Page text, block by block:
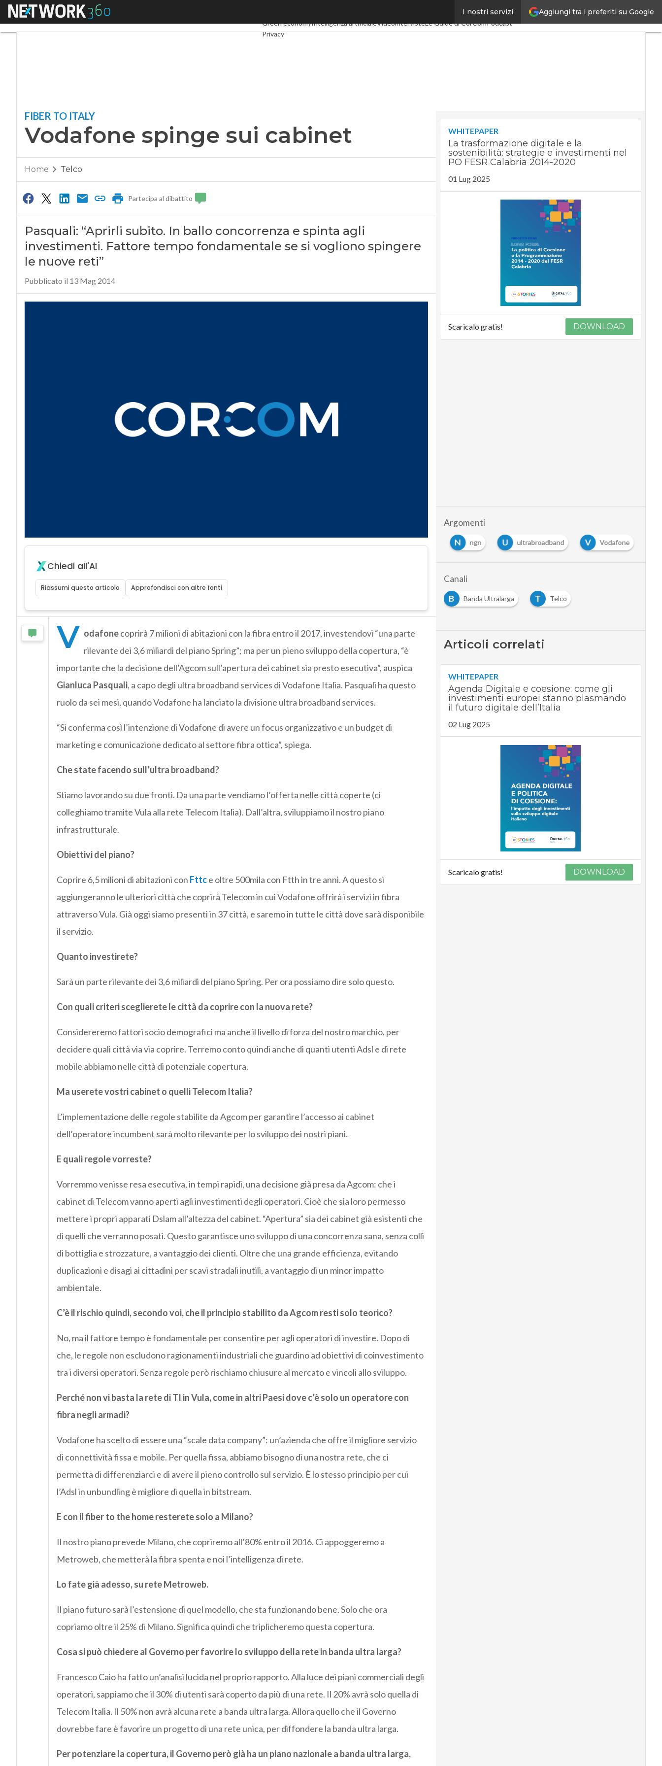
Aggiungi tra i preferiti su Google
I nostri servizi
Menu
PA Digitale
Green economyIntelligenza artificialeVideointervisteLe Guide di CorComPodcast
Privacy
FIBER TO ITALY
Vodafone spinge sui cabinet
Home Telco
Partecipa al dibattito
Pasquali: “Aprirli subito. In ballo concorrenza e spinta agli
investimenti. Fattore tempo fondamentale se si vogliono spingere
le nuove reti”
Pubblicato il 13 Mag 2014
Chiedi all'AI
Riassumi questo articolo Approfondisci con altre fonti
V odafonecoprirà 7 milioni di abitazioni con la fibra entro il 2017, investendovi “una parte
rilevante dei 3,6 miliardi del piano Spring”; ma per un pieno sviluppo della copertura, “è
importante che la decisione dell’Agcom sull’apertura dei cabinet sia presto esecutiva”, auspica
Gianluca Pasquali, a capo degli ultra broadband services di Vodafone Italia. Pasquali ha questo
ruolo da sei mesi, quando Vodafone ha lanciato la divisione ultra broadband services.
“Si conferma così l’intenzione di Vodafone di avere un focus organizzativo e un budget di
marketing e comunicazione dedicato al settore fibra ottica”, spiega.
Che state facendo sull’ultra broadband?
Stiamo lavorando su due fronti. Da una parte vendiamo l’offerta nelle città coperte (ci
colleghiamo tramite Vula alla rete Telecom Italia). Dall’altra, sviluppiamo il nostro piano
infrastrutturale.
Obiettivi del piano?
Coprire 6,5 milioni di abitazioni con Fttce oltre 500mila con Ftth in tre anni. A questo si
aggiungeranno le ulteriori città che coprirà Telecom in cui Vodafone offrirà i servizi in fibra
attraverso Vula. Già oggi siamo presenti in 37 città, e saremo in tutte le città dove sarà disponibile
il servizio.
Quanto investirete?
Sarà un parte rilevante dei 3,6 miliardi del piano Spring. Per ora possiamo dire solo questo.
Con quali criteri sceglierete le città da coprire con la nuova rete?
Considereremo fattori socio demografici ma anche il livello di forza del nostro marchio, per
decidere quali città via via coprire. Terremo conto quindi anche di quanti utenti Adsl e di rete
mobile abbiamo nelle città di potenziale copertura.
Ma userete vostri cabinet o quelli Telecom Italia?
L’implementazione delle regole stabilite da Agcom per garantire l’accesso ai cabinet
dell’operatore incumbent sarà molto rilevante per lo sviluppo dei nostri piani.
E quali regole vorreste?
Vorremmo venisse resa esecutiva, in tempi rapidi, una decisione già presa da Agcom: che i
cabinet di Telecom vanno aperti agli investimenti degli operatori. Cioè che sia loro permesso
mettere i propri apparati Dslam all’altezza del cabinet. “Apertura” sia dei cabinet già esistenti che
di quelli che verranno posati. Questo garantisce uno sviluppo di una concorrenza sana, senza colli
di bottiglia e strozzature, a vantaggio dei clienti. Oltre che una grande efficienza, evitando
duplicazioni e disagi ai cittadini per scavi stradali inutili, a vantaggio di un minor impatto
ambientale.
C’è il rischio quindi, secondo voi, che il principio stabilito da Agcom resti solo teorico?
No, ma il fattore tempo è fondamentale per consentire per agli operatori di investire. Dopo di
che, le regole non escludono ragionamenti industriali che guardino ad obiettivi di coinvestimento
tra i diversi operatori. Senza regole però rischiamo chiusure al mercato e vincoli allo sviluppo.
Perché non vi basta la rete di TI in Vula, come in altri Paesi dove c’è solo un operatore con
fibra negli armadi?
Vodafone ha scelto di essere una “scale data company”: un’azienda che offre il migliore servizio
di connettività fissa e mobile. Per quella fissa, abbiamo bisogno di una nostra rete, che ci
permetta di differenziarci e di avere il pieno controllo sul servizio. È lo stesso principio per cui
l’Adsl in unbundling è migliore di quella in bitstream.
E con il fiber to the home resterete solo a Milano?
Il nostro piano prevede Milano, che copriremo all’80% entro il 2016. Ci appoggeremo a
Metroweb, che metterà la fibra spenta e noi l’intelligenza di rete.
Lo fate già adesso, su rete Metroweb.
Il piano futuro sarà l’estensione di quel modello, che sta funzionando bene. Solo che ora
copriamo oltre il 25% di Milano. Significa quindi che triplicheremo questa copertura.
Cosa si può chiedere al Governo per favorire lo sviluppo della rete in banda ultra larga?
Francesco Caio ha fatto un’analisi lucida nel proprio rapporto. Alla luce dei piani commerciali degli
operatori, sappiamo che il 30% di utenti sarà coperto da più di una rete. Il 20% avrà solo quella di
Telecom Italia. Il 50% non avrà alcuna rete a banda ultra larga. Allora quello che il Governo
dovrebbe fare è favorire un progetto di una rete unica, per diffondere la banda ultra larga.
Per potenziare la copertura, il Governo però già ha un piano nazionale a banda ultra larga,
WHITEPAPER
La trasformazione digitale e la
sostenibilità: strategie e investimenti nel
PO FESR Calabria 2014-2020
01 Lug 2025
Scaricalo gratis! DOWNLOAD
Argomenti
N ngn U ultrabroadband V Vodafone
Canali
B
Banda Ultralarga T Telco
Articoli correlati
WHITEPAPER
Agenda Digitale e coesione: come gli
investimenti europei stanno plasmando
il futuro digitale dell’Italia
02 Lug 2025
Scaricalo gratis! DOWNLOAD